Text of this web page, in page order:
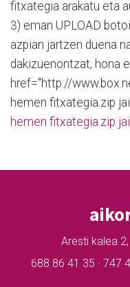
fitxategia arakatu eta
3) eman UPLOAD
azpian jartzen duena
dakizuenontzat, hona
href="http://
hemen fitxategia.zip
hemen fitxategia.zip
Aresti kalea
688 86 41 35 · 747